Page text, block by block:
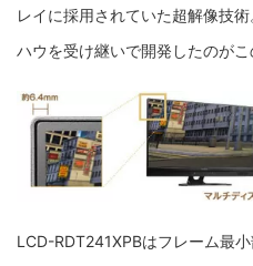
レイに採用されていた超解像技
ハウを受け継いで開発したのがこ
LCD-RDT241XPBはフレーム最